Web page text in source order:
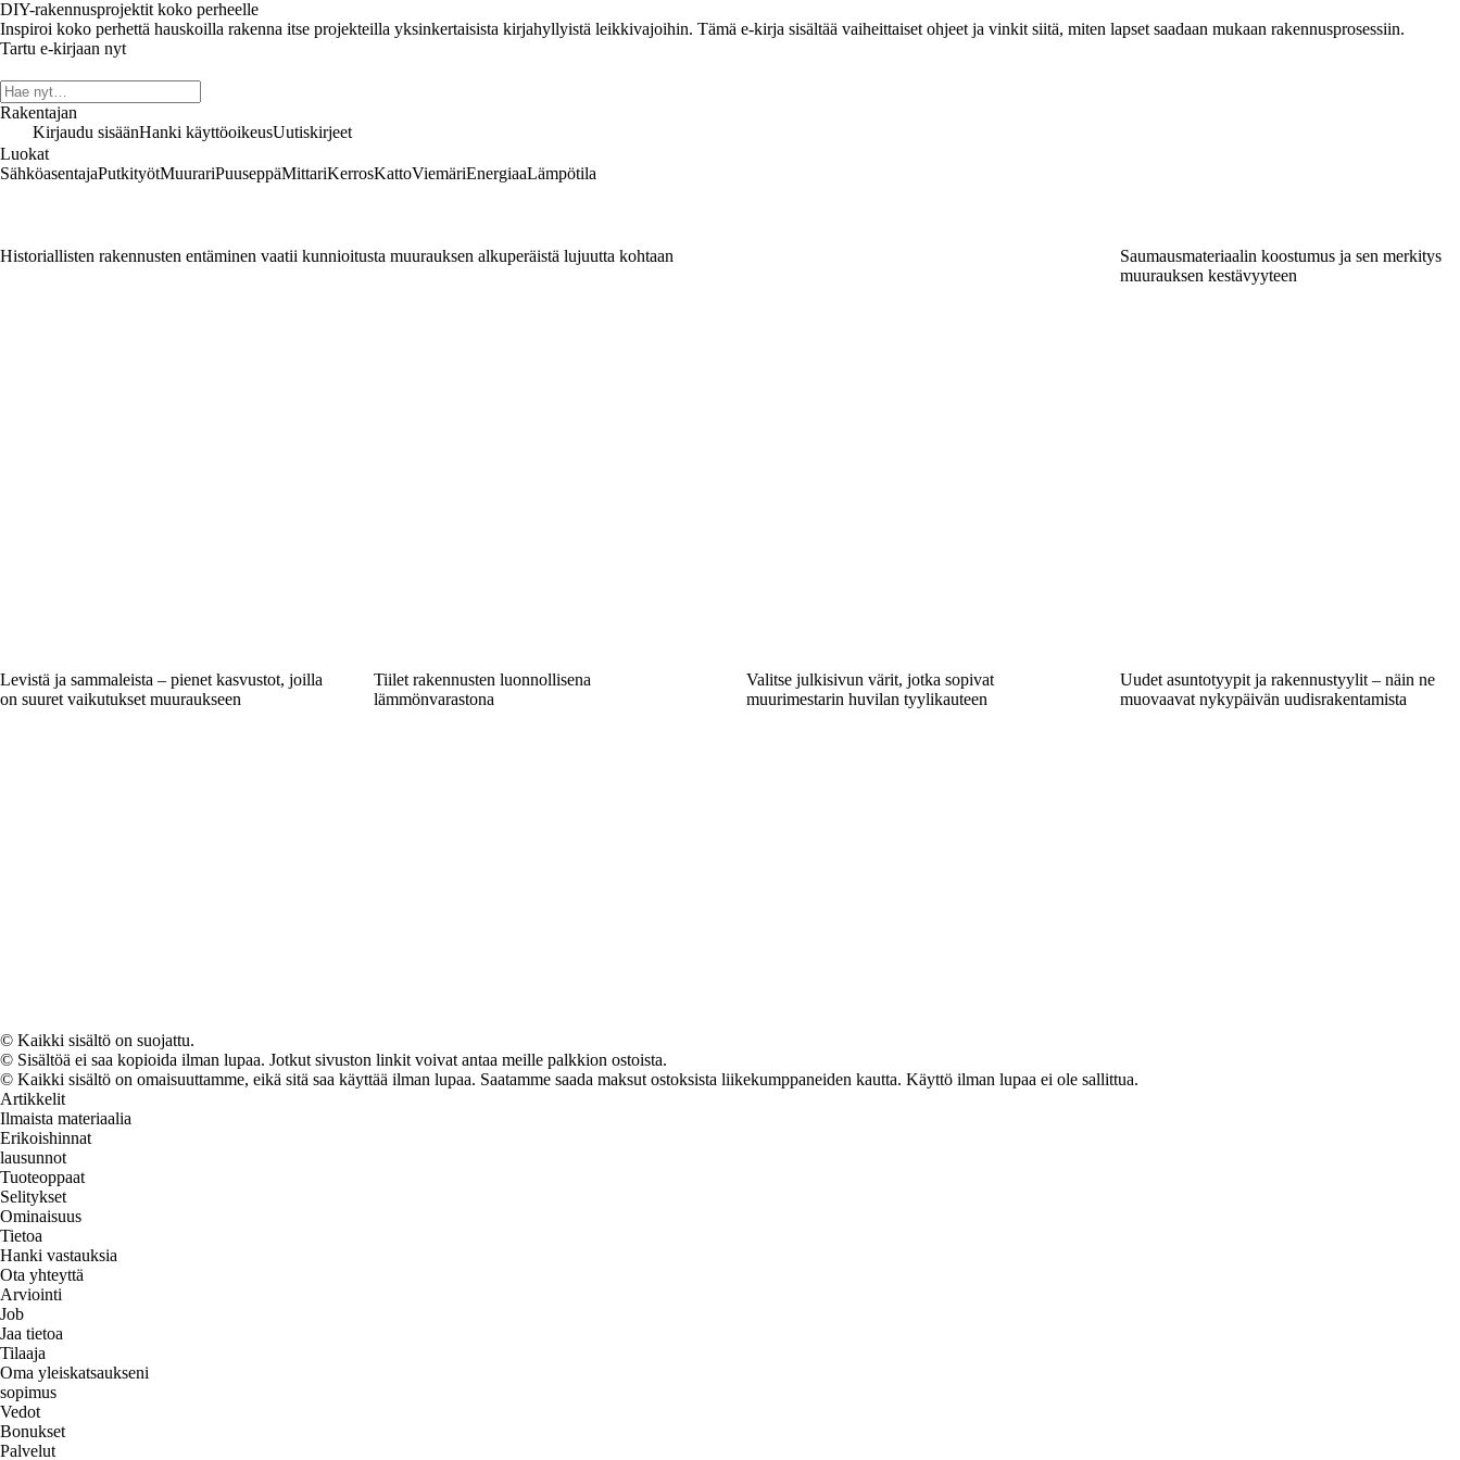
DIY-rakennusprojektit koko perheelle
Inspiroi koko perhettä hauskoilla rakenna itse projekteilla yksinkertaisista kirjahyllyistä leikkivajoihin. Tämä e-kirja sisältää vaiheittaiset ohjeet ja vinkit siitä, miten lapset saadaan mukaan rakennusprosessiin.
Tartu e-kirjaan nyt
Rakentajan
Kirjaudu sisäänHanki käyttöoikeusUutiskirjeet
Luokat
SähköasentajaPutkityötMuurariPuuseppäMittariKerrosKattoViemäriEnergiaaLämpötila
Historiallisten rakennusten entäminen vaatii kunnioitusta muurauksen alkuperäistä lujuutta kohtaan
Saumausmateriaalin koostumus ja sen merkitys
muurauksen kestävyyteen
Levistä ja sammaleista – pienet kasvustot, joilla
on suuret vaikutukset muuraukseen
Tiilet rakennusten luonnollisena
lämmönvarastona
Valitse julkisivun värit, jotka sopivat
muurimestarin huvilan tyylikauteen
Uudet asuntotyypit ja rakennustyylit – näin ne
muovaavat nykypäivän uudisrakentamista
© Kaikki sisältö on suojattu.
© Sisältöä ei saa kopioida ilman lupaa. Jotkut sivuston linkit voivat antaa meille palkkion ostoista.
© Kaikki sisältö on omaisuuttamme, eikä sitä saa käyttää ilman lupaa. Saatamme saada maksut ostoksista liikekumppaneiden kautta. Käyttö ilman lupaa ei ole sallittua.
Artikkelit
Ilmaista materiaalia
Erikoishinnat
lausunnot
Tuoteoppaat
Selitykset
Ominaisuus
Tietoa
Hanki vastauksia
Ota yhteyttä
Arviointi
Job
Jaa tietoa
Tilaaja
Oma yleiskatsaukseni
sopimus
Vedot
Bonukset
Palvelut